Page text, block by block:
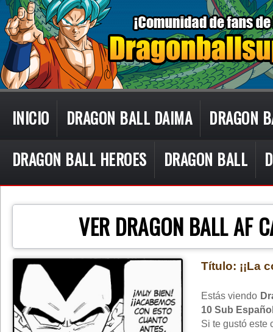
INICIO DRAGON BALL DAIMA
DRAGON
DRAGON BALL HEROES
DRAGON BALL
CON
VER DRAGON BALL AF
Título: ¡¡La
Estás viendo
10 Sub
Si te gustó este